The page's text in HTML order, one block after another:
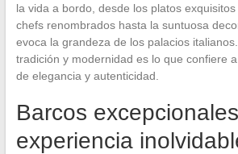
la vida a bordo, desde los platos
chefs renombrados hasta la suntuosa
evoca la grandeza de los palacios
tradición y modernidad es lo que confiere
de elegancia y autenticidad.
Barcos
experiencia